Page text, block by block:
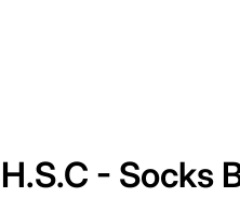
H.S.C - Socks